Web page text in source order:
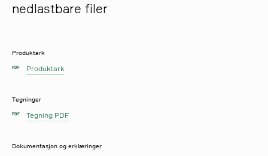
nedlastbare filer
Produktark
PDF Produktark
Tegninger
PDF Tegning PDF
Dokumentasjon og erklæringer